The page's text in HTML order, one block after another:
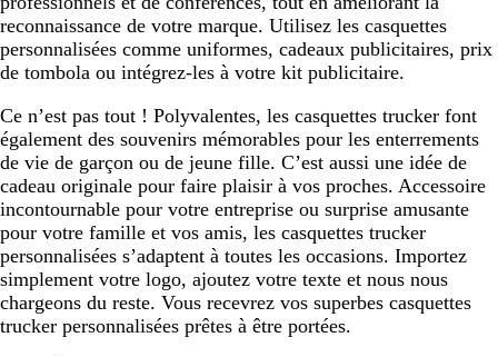
reconnaissance de votre marque. Utilisez les casquettes
personnalisées comme uniformes, cadeaux publicitaires, prix
de tombola ou intégrez-les à votre kit publicitaire.
Ce n’est pas tout ! Polyvalentes, les casquettes trucker font
également des souvenirs mémorables pour les enterrements
de vie de garçon ou de jeune fille. C’est aussi une idée de
cadeau originale pour faire plaisir à vos proches. Accessoire
incontournable pour votre entreprise ou surprise amusante
pour votre famille et vos amis, les casquettes trucker
personnalisées s’adaptent à toutes les occasions. Importez
simplement votre logo, ajoutez votre texte et nous nous
chargeons du reste. Vous recevrez vos superbes casquettes
trucker personnalisées prêtes à être portées.